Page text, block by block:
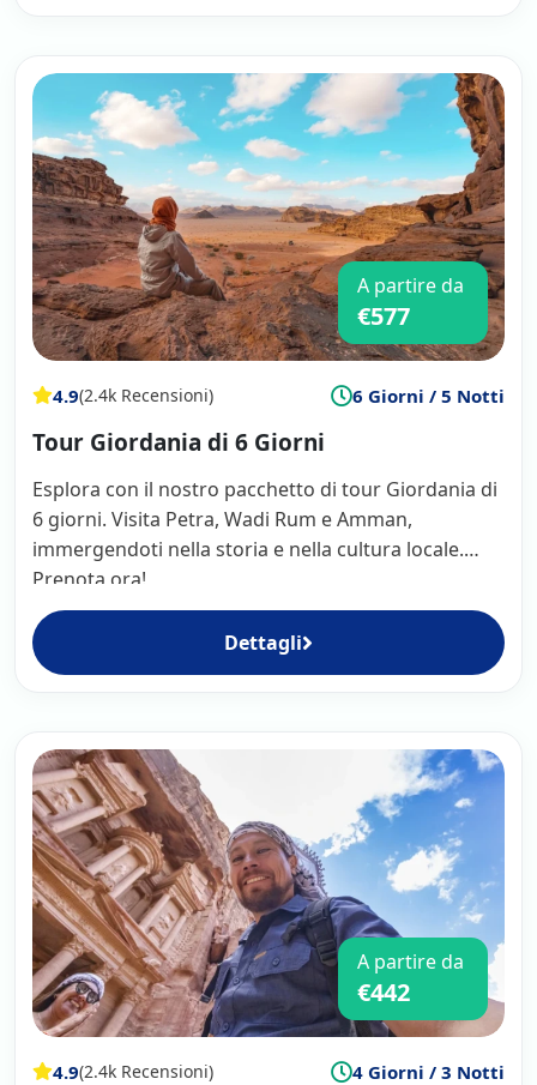
A partire da
€577
4.9(2.4k Recensioni) 6 Giorni / 5 Notti
Tour Giordania di 6 Giorni
Esplora con il nostro pacchetto di tour Giordania di
6 giorni. Visita Petra, Wadi Rum e Amman,
immergendoti nella storia e nella cultura locale.
Prenota ora!
Dettagli
A partire da
€442
4.9(2.4k Recensioni) 4 Giorni / 3 Notti